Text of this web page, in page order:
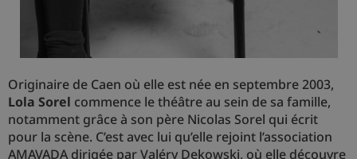
Originaire de Caen où elle est née en septembre 2003,
Lola Sorel commence le théâtre au sein de sa famille,
notamment grâce à son père Nicolas Sorel qui écrit
pour la scène. C’est avec lui qu’elle rejoint l’association
AMAVADA dirigée par Valéry Dekowski, où elle découvre